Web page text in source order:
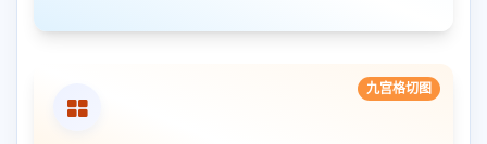
九宫格切图